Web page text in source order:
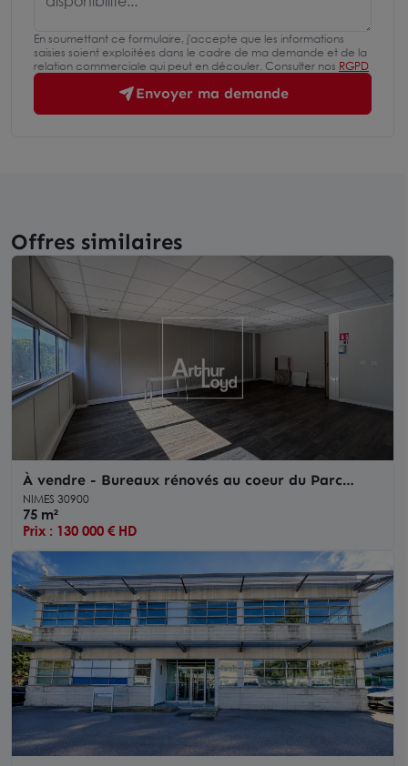
En soumettant ce formulaire, j'accepte que les informations
saisies soient exploitées dans le cadre de ma demande et de la
relation commerciale qui peut en découler. Consulter nos RGPD
Envoyer ma demande
Offres similaires
À vendre - Bureaux rénovés au coeur du Parc
Georges Besse à Nîmes avec parking
NIMES 30900
75 m²
Prix : 130 000 € HD